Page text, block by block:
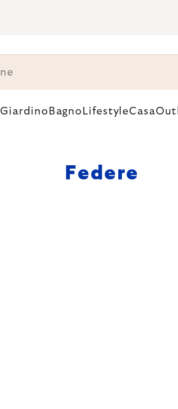
Giardino Bagno LifestyleCasa
Federe